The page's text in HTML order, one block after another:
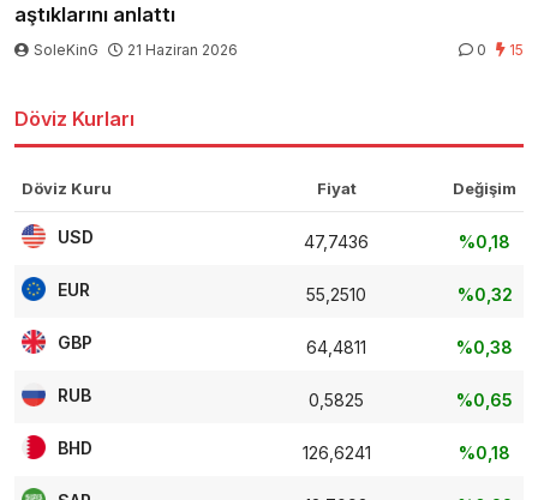
aştıklarını anlattı
SoleKinG 21 Haziran 2026 0 15
Döviz Kurları
Döviz Kuru Fiyat Değişim
USD 47,7436 %0,18
EUR 55,2510 %0,32
GBP 64,4811 %0,38
RUB 0,5825 %0,65
BHD 126,6241 %0,18